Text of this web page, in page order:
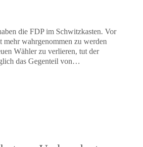
die FDP im Schwitzkasten. Vor
mehr wahrgenommen zu werden
Wähler zu verlieren, tut der
das Gegenteil von…